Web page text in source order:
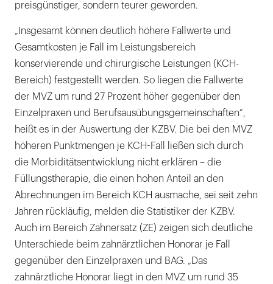
preisgünstiger, sondern teurer geworden.
„Insgesamt können deutlich höhere Fallwerte und
Gesamtkosten je Fall im Leistungsbereich
konservierende und chirurgische Leistungen (KCH-
Bereich) festgestellt werden. So liegen die Fallwerte
der MVZ um rund 27 Prozent höher gegenüber den
Einzelpraxen und Berufsausübungsgemeinschaften“,
heißt es in der Auswertung der KZBV. Die bei den MVZ
höheren Punktmengen je KCH-Fall ließen sich durch
die Morbiditätsentwicklung nicht erklären – die
Füllungstherapie, die einen hohen Anteil an den
Abrechnungen im Bereich KCH ausmache, sei seit zehn
Jahren rückläufig, melden die Statistiker der KZBV.
Auch im Bereich Zahnersatz (ZE) zeigen sich deutliche
Unterschiede beim zahnärztlichen Honorar je Fall
gegenüber den Einzelpraxen und BAG. „Das
zahnärztliche Honorar liegt in den MVZ um rund 35